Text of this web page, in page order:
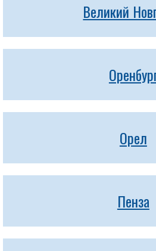
Великий
Орел
Пенза